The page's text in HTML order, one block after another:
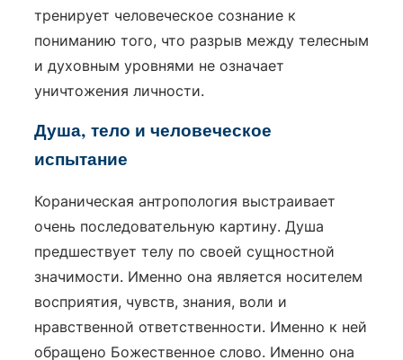
тренирует человеческое сознание к
пониманию того, что разрыв между телесным
и духовным уровнями не означает
уничтожения личности.
Душа, тело и человеческое
испытание
Кораническая антропология выстраивает
очень последовательную картину. Душа
предшествует телу по своей сущностной
значимости. Именно она является носителем
восприятия, чувств, знания, воли и
нравственной ответственности. Именно к ней
обращено Божественное слово. Именно она